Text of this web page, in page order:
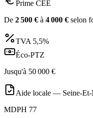
Prime CEE
De 2 500 € à 4 000 € selon
TVA 5,5%
Éco-PTZ
Jusqu'à 50 000 €
Aide locale — Seine-
MDPH 77